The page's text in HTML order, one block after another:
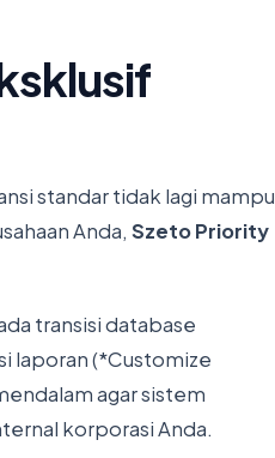
standar tidak lagi mampu
Anda, Szeto Priority
transisi database
laporan (*Customize
agar sistem
korporasi Anda.